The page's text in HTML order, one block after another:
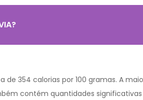
354 calorias por 100 gramas. A
contém quantidades significativas